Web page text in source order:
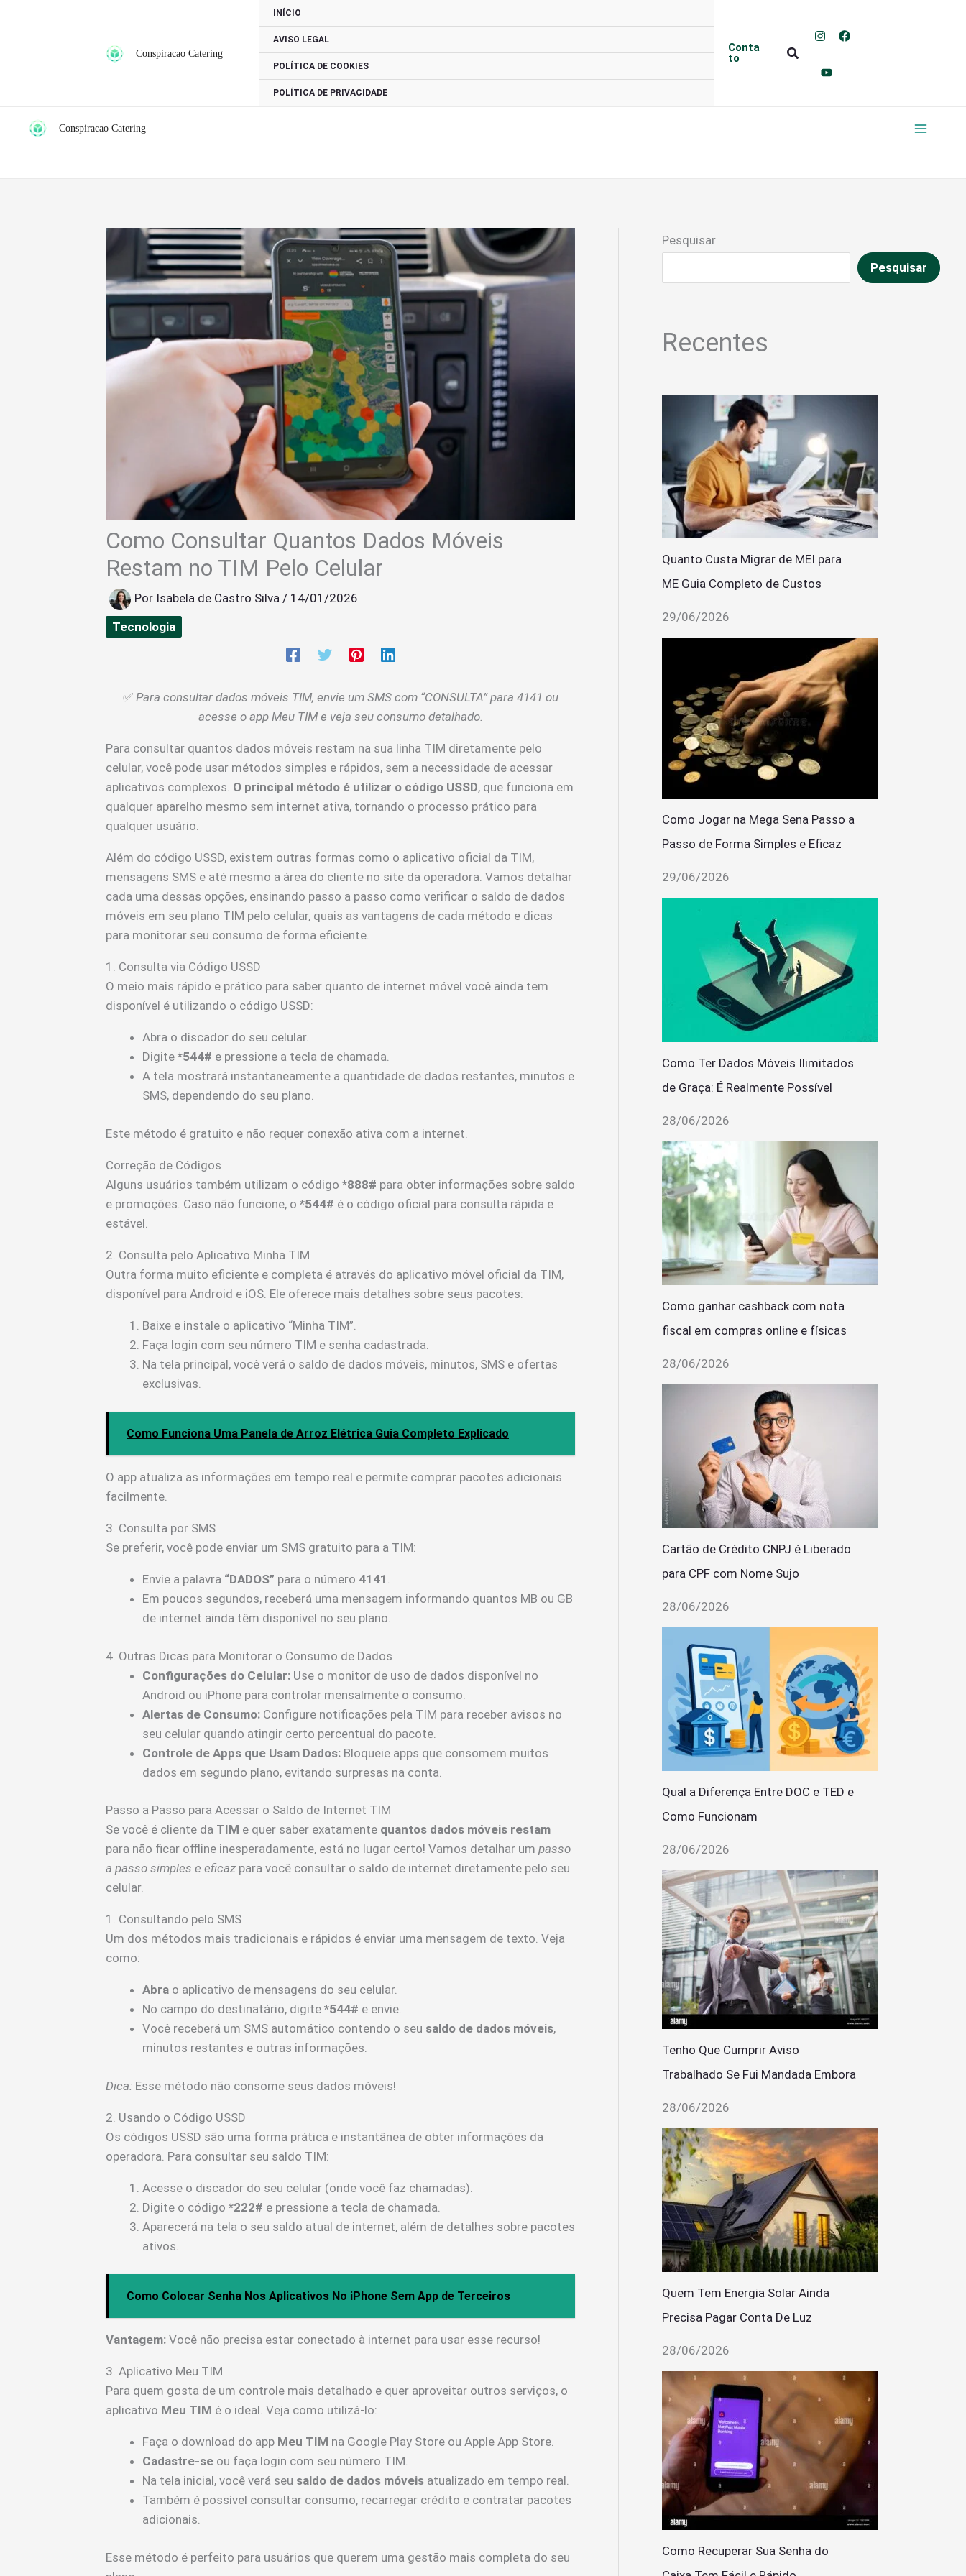
Conspiracao Catering
INÍCIO
AVISO LEGAL
POLÍTICA DE COOKIES
POLÍTICA DE PRIVACIDADE
Conta
to
Pesquisar
Conspiracao Catering
Como Consultar Quantos Dados Móveis
Restam no TIM Pelo Celular
Por Isabela de Castro Silva / 14/01/2026
Tecnologia
✅ Para consultar dados móveis TIM, envie um SMS com “CONSULTA” para 4141 ou
acesse o app Meu TIM e veja seu consumo detalhado.
Para consultar quantos dados móveis restam na sua linha TIM diretamente pelo
celular, você pode usar métodos simples e rápidos, sem a necessidade de acessar
aplicativos complexos. O principal método é utilizar o código USSD, que funciona em
qualquer aparelho mesmo sem internet ativa, tornando o processo prático para
qualquer usuário.
Além do código USSD, existem outras formas como o aplicativo oficial da TIM,
mensagens SMS e até mesmo a área do cliente no site da operadora. Vamos detalhar
cada uma dessas opções, ensinando passo a passo como verificar o saldo de dados
móveis em seu plano TIM pelo celular, quais as vantagens de cada método e dicas
para monitorar seu consumo de forma eficiente.
1. Consulta via Código USSD
O meio mais rápido e prático para saber quanto de internet móvel você ainda tem
disponível é utilizando o código USSD:
Abra o discador do seu celular.
Digite *544# e pressione a tecla de chamada.
A tela mostrará instantaneamente a quantidade de dados restantes, minutos e
SMS, dependendo do seu plano.
Este método é gratuito e não requer conexão ativa com a internet.
Correção de Códigos
Alguns usuários também utilizam o código *888# para obter informações sobre saldo
e promoções. Caso não funcione, o *544# é o código oficial para consulta rápida e
estável.
2. Consulta pelo Aplicativo Minha TIM
Outra forma muito eficiente e completa é através do aplicativo móvel oficial da TIM,
disponível para Android e iOS. Ele oferece mais detalhes sobre seus pacotes:
Baixe e instale o aplicativo “Minha TIM”.
Faça login com seu número TIM e senha cadastrada.
Na tela principal, você verá o saldo de dados móveis, minutos, SMS e ofertas
exclusivas.
Como Funciona Uma Panela de Arroz Elétrica Guia Completo Explicado
O app atualiza as informações em tempo real e permite comprar pacotes adicionais
facilmente.
3. Consulta por SMS
Se preferir, você pode enviar um SMS gratuito para a TIM:
Envie a palavra “DADOS” para o número 4141 .
Em poucos segundos, receberá uma mensagem informando quantos MB ou GB
de internet ainda têm disponível no seu plano.
4. Outras Dicas para Monitorar o Consumo de Dados
Configurações do Celular: Use o monitor de uso de dados disponível no
Android ou iPhone para controlar mensalmente o consumo.
Alertas de Consumo: Configure notificações pela TIM para receber avisos no
seu celular quando atingir certo percentual do pacote.
Controle de Apps que Usam Dados: Bloqueie apps que consomem muitos
dados em segundo plano, evitando surpresas na conta.
Passo a Passo para Acessar o Saldo de Internet TIM
Se você é cliente da TIM e quer saber exatamente quantos dados móveis restam
para não ficar offline inesperadamente, está no lugar certo! Vamos detalhar um passo
a passo simples e eficaz para você consultar o saldo de internet diretamente pelo seu
celular.
1. Consultando pelo SMS
Um dos métodos mais tradicionais e rápidos é enviar uma mensagem de texto. Veja
como:
Abra o aplicativo de mensagens do seu celular.
No campo do destinatário, digite *544# e envie.
Você receberá um SMS automático contendo o seu saldo de dados móveis,
minutos restantes e outras informações.
Dica: Esse método não consome seus dados móveis!
2. Usando o Código USSD
Os códigos USSD são uma forma prática e instantânea de obter informações da
operadora. Para consultar seu saldo TIM:
Acesse o discador do seu celular (onde você faz chamadas).
Digite o código *222# e pressione a tecla de chamada.
Aparecerá na tela o seu saldo atual de internet, além de detalhes sobre pacotes
ativos.
Como Colocar Senha Nos Aplicativos No iPhone Sem App de Terceiros
Vantagem: Você não precisa estar conectado à internet para usar esse recurso!
3. Aplicativo Meu TIM
Para quem gosta de um controle mais detalhado e quer aproveitar outros serviços, o
aplicativo Meu TIM é o ideal. Veja como utilizá-lo:
Faça o download do app Meu TIM na Google Play Store ou Apple App Store.
Cadastre-se ou faça login com seu número TIM.
Na tela inicial, você verá seu saldo de dados móveis atualizado em tempo real.
Também é possível consultar consumo, recarregar crédito e contratar pacotes
adicionais.
Esse método é perfeito para usuários que querem uma gestão mais completa do seu
Pesquisar
Pesquisar
Recentes
Quanto Custa Migrar de MEI para
ME Guia Completo de Custos
29/06/2026
Como Jogar na Mega Sena Passo a
Passo de Forma Simples e Eficaz
29/06/2026
Como Ter Dados Móveis Ilimitados
de Graça: É Realmente Possível
28/06/2026
Como ganhar cashback com nota
fiscal em compras online e físicas
28/06/2026
Cartão de Crédito CNPJ é Liberado
para CPF com Nome Sujo
28/06/2026
Qual a Diferença Entre DOC e TED e
Como Funcionam
28/06/2026
Tenho Que Cumprir Aviso
Trabalhado Se Fui Mandada Embora
28/06/2026
Quem Tem Energia Solar Ainda
Precisa Pagar Conta De Luz
28/06/2026
Como Recuperar Sua Senha do